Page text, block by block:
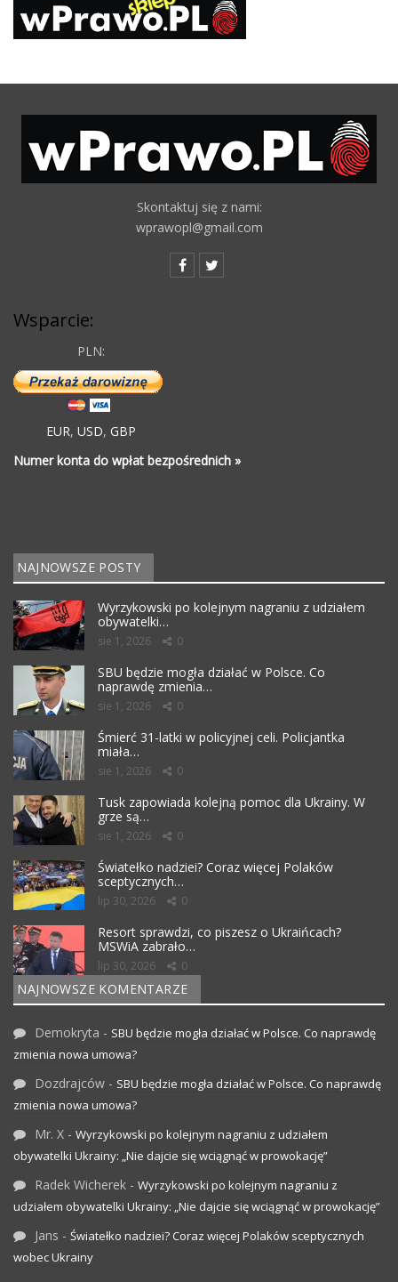
Skontaktuj się z nami:
wprawopl@gmail.com
Wsparcie:
PLN:
EUR, USD, GBP
Numer konta do wpłat bezpośrednich »
NAJNOWSZE POSTY
Wyrzykowski po kolejnym nagraniu z udziałem
obywatelki…
sie 1, 2026 0
SBU będzie mogła działać w Polsce. Co
naprawdę zmienia…
sie 1, 2026 0
Śmierć 31-latki w policyjnej celi. Policjantka
miała…
sie 1, 2026 0
Tusk zapowiada kolejną pomoc dla Ukrainy. W
grze są…
sie 1, 2026 0
Światełko nadziei? Coraz więcej Polaków
sceptycznych…
lip 30, 2026 0
Resort sprawdzi, co piszesz o Ukraińcach?
MSWiA zabrało…
lip 30, 2026 0
NAJNOWSZE KOMENTARZE
Demokryta - SBU będzie mogła działać w Polsce. Co naprawdę
zmienia nowa umowa?
Dozdrajców - SBU będzie mogła działać w Polsce. Co naprawdę
zmienia nowa umowa?
Mr. X - Wyrzykowski po kolejnym nagraniu z udziałem
obywatelki Ukrainy: „Nie dajcie się wciągnąć w prowokację”
Radek Wicherek - Wyrzykowski po kolejnym nagraniu z
udziałem obywatelki Ukrainy: „Nie dajcie się wciągnąć w prowokację”
Jans - Światełko nadziei? Coraz więcej Polaków sceptycznych
wobec Ukrainy